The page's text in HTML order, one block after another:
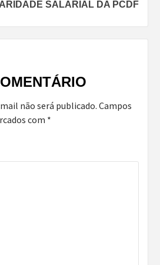
SALARIAL DA PCDF
não será publicado. Campos
com *